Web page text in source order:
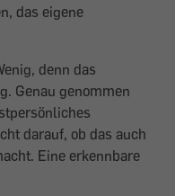
das eigene
denn das
Genau genommen
darauf, ob das auch
Eine erkennbare